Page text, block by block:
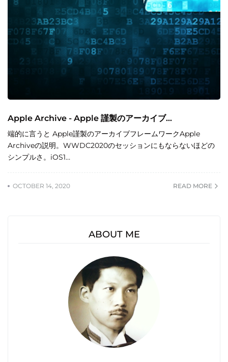
Apple Archive - Apple 謹製のアーカイブ...
端的に言うと Apple謹製のアーカイブフレームワークApple
Archiveの説明。WWDC2020のセッションにもならないほどの
シンプルさ。iOS1…
OCTOBER 14, 2020 READ MORE
ABOUT ME